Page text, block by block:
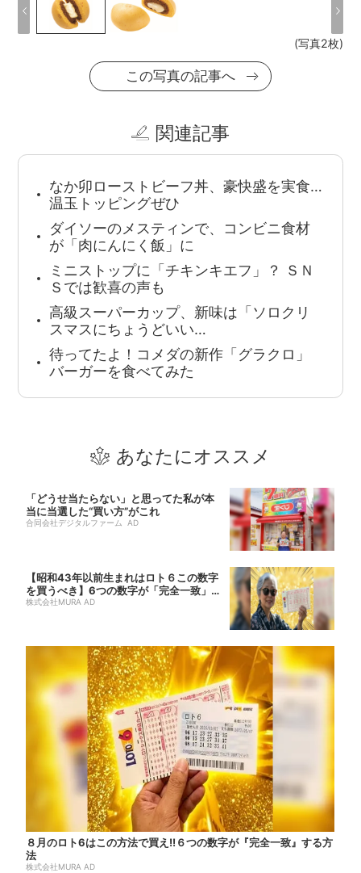
(写真2枚)
この写真の記事へ
関連記事
なか卯ローストビーフ丼、豪快盛を実食…
温玉トッピングぜひ
ダイソーのメスティンで、コンビニ食材
が「肉にんにく飯」に
ミニストップに「チキンキエフ」？ ＳＮ
Ｓでは歓喜の声も
高級スーパーカップ、新味は「ソロクリ
スマスにちょうどいい…
待ってたよ！コメダの新作「グラクロ」
バーガーを食べてみた
あなたにオススメ
「どうせ当たらない」と思ってた私が本
当に当選した“買い方”がこれ
合同会社デジタルファーム AD
【昭和43年以前生まれはロト６この数字
を買うべき】6つの数字が「完全一致」す
る方...
株式会社MURA AD
８月のロト6はこの方法で買え!!６つの数字が『完全一致』する方
法
株式会社MURA AD